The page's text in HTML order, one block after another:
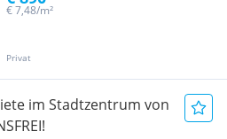
Privat
€ 7,48/m²
im Stadtzentrum von